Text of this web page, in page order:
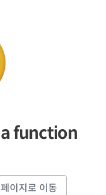
function
이지로 이동